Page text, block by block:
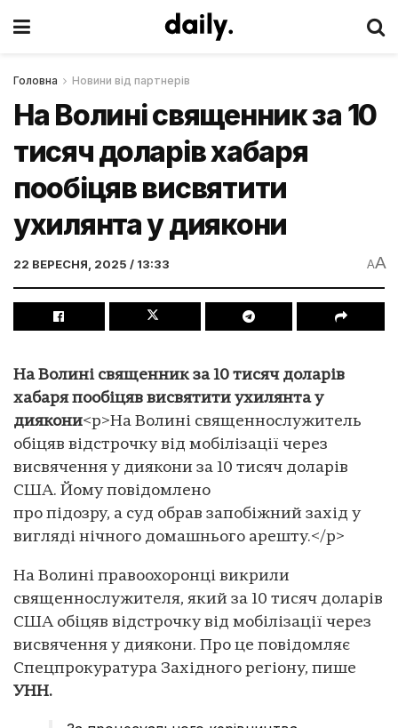
Головна Новини від партнерів
На Волині священник за 10
тисяч доларів хабаря
пообіцяв висвятити
ухилянта у диякони
22 ВЕРЕСНЯ, 2025 / 13:33 AA
На Волині священник за 10 тисяч доларів
хабаря пообіцяв висвятити ухилянта у
диякони<p>На Волині священнослужитель
обіцяв відстрочку від мобілізації через
висвячення у диякони за 10 тисяч доларів
США. Йому повідомлено
про підозру, а суд обрав запобіжний захід у
вигляді нічного домашнього арешту.</p>
На Волині правоохоронці викрили
священнослужителя, який за 10 тисяч доларів
США обіцяв відстрочку від мобілізації через
висвячення у диякони. Про це повідомляє
Спецпрокуратура Західного регіону, пише
УНН.